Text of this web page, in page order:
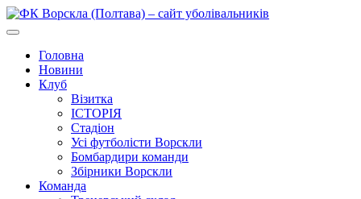
Головна
Новини
Клуб
Візитка
ІСТОРІЯ
Стадіон
Усі футболісти Ворскли
Бомбардири команди
Збірники Ворскли
Команда